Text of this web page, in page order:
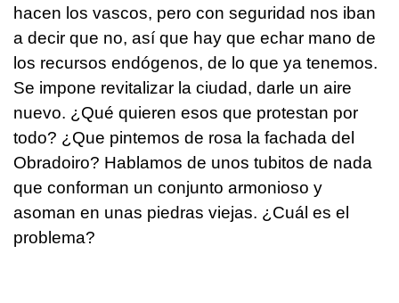
hacen los vascos, pero con seguridad nos iban
a decir que no, así que hay que echar mano de
los recursos endógenos, de lo que ya tenemos.
Se impone revitalizar la ciudad, darle un aire
nuevo. ¿Qué quieren esos que protestan por
todo? ¿Que pintemos de rosa la fachada del
Obradoiro? Hablamos de unos tubitos de nada
que conforman un conjunto armonioso y
asoman en unas piedras viejas. ¿Cuál es el
problema?